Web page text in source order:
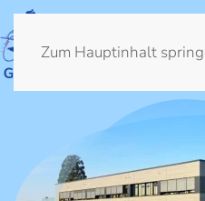
Zum Hauptinhalt